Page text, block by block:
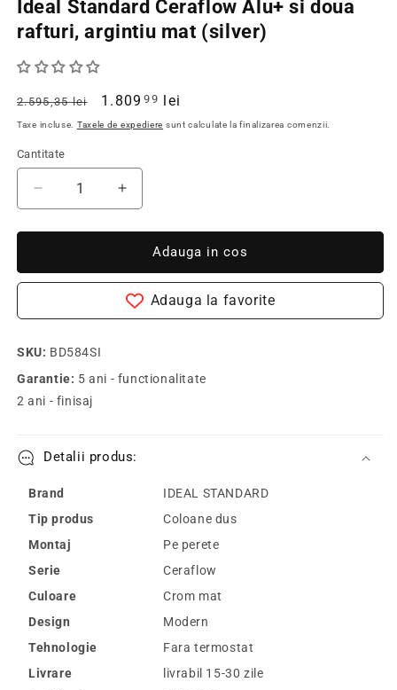
Ideal Standard Ceraflow Alu+ si doua
rafturi, argintiu mat (silver)
Pret
obisnuit
2.595,35 lei
Pret
redus
1.809 99 lei
Taxe incluse. Taxele de expediere sunt calculate la finalizarea comenzii.
Cantitate
Cantitate
cantitatea
pentru
dus
cu
termostat
Standard
Ceraflow
doua
argintiu
mat
(silver)
Creste
cantitatea
pentru
Coloana
dus
cu
baterie
Standard
doua
argintiu
Adauga in cos
Adauga la favorite
SKU:
BD584SI
Garantie: 5 ani - functionalitate
2 ani - finisaj
Detalii produs:
Brand
IDEAL STANDARD
Tip produs
Coloane dus
Montaj
Pe perete
Serie
Ceraflow
Culoare
Crom mat
Design
Modern
Tehnologie
Fara termostat
Livrare
livrabil 15-30 zile